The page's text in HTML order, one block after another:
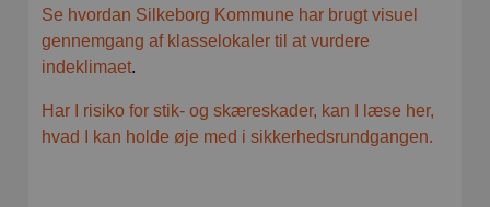
Se hvordan Silkeborg Kommune har brugt visuel
gennemgang af klasselokaler til at vurdere
indeklimaet.
Har I risiko for stik- og skæreskader, kan I læse her,
hvad I kan holde øje med i sikkerhedsrundgangen.